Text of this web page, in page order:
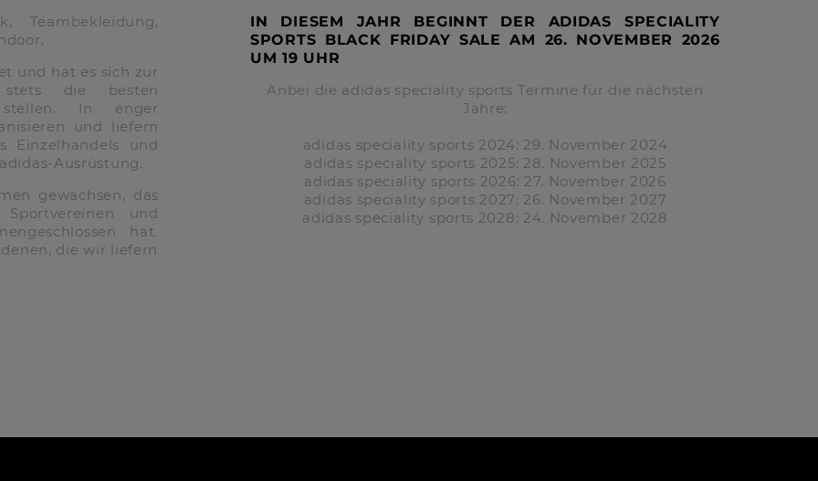
Teambekleidung,
und hat es sich zur
die besten
In enger
und liefern
und
Ausrüstung.
gewachsen, das
und
hat.
die wir liefern
IN DIESEM JAHR BEGINNT DER ADIDAS SPECIALITY
SPORTS BLACK FRIDAY SALE AM 26. NOVEMBER 2026
UM19 UHR
Anbei die adidas speciality sports Termine für die nächsten
Jahre:
adidas speciality sports 2024: 29. November 2024
adidas speciality sports 2025: 28. November 2025
adidas speciality sports 2026: 27. November 2026
adidas speciality sports 2027: 26. November 2027
adidas speciality sports 2028: 24. November 2028